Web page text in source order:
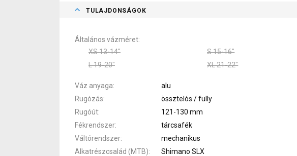
TULAJDONSÁGOK
Általános vázméret
XS 13-14"
S 15-16"
L 19-20"
XL 21-22"
Váz anyaga
alu
Rugózás
össztelós / fully
Rugóút
121-130 mm
Fékrendszer
tárcsafék
Váltórendszer
mechanikus
Alkatrészcsalád (MTB)
Shimano SLX